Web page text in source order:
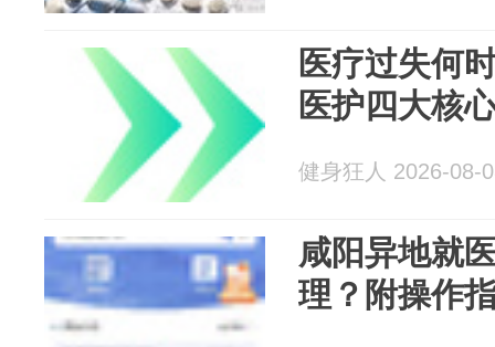
医疗过失何
医护四大核
健身狂人 2026-08-
咸阳异地就
理？附操作